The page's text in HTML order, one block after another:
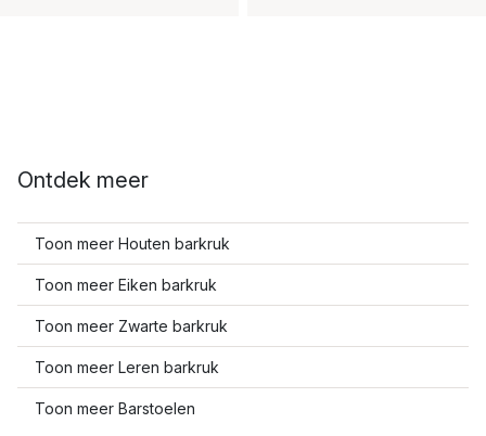
Ontdek meer
Toon meer Houten barkruk
Toon meer Eiken barkruk
Toon meer Zwarte barkruk
Toon meer Leren barkruk
Toon meer Barstoelen